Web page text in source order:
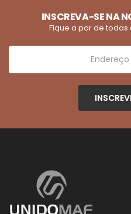
INSCREVA-SE NA
Fique a par de